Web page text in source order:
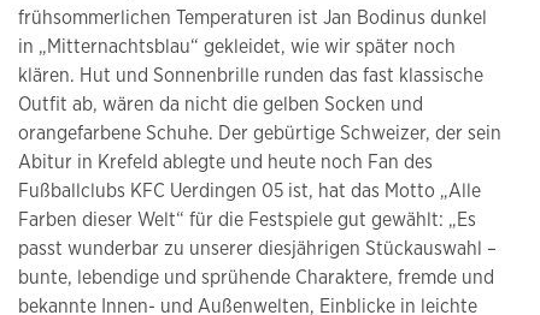
frühsommerlichen Temperaturen ist Jan Bodinus dunkel
in „Mitternachtsblau“ gekleidet, wie wir später noch
klären. Hut und Sonnenbrille runden das fast klassische
Outfit ab, wären da nicht die gelben Socken und
orangefarbene Schuhe. Der gebürtige Schweizer, der sein
Abitur in Krefeld ablegte und heute noch Fan des
Fußballclubs KFC Uerdingen 05 ist, hat das Motto „Alle
Farben dieser Welt“ für die Festspiele gut gewählt: „Es
passt wunderbar zu unserer diesjährigen Stückauswahl –
bunte, lebendige und sprühende Charaktere, fremde und
bekannte Innen- und Außenwelten, Einblicke in leichte